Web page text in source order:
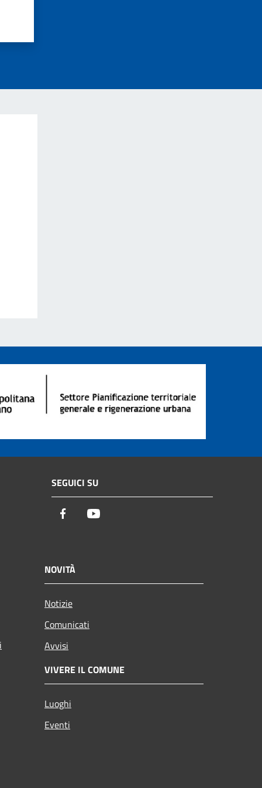
SEGUICI SU
Facebook
NOVITÀ
Notizie
Comunicati
Avvisi
VIVERE IL COMUNE
Luoghi
Eventi